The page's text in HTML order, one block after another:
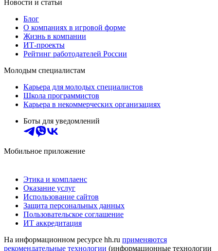
Новости и статьи
Блог
О компаниях в игровой форме
Жизнь в компании
ИТ-проекты
Рейтинг работодателей России
Молодым специалистам
Карьера для молодых специалистов
Школа программистов
Карьера в некоммерческих организациях
Боты для уведомлений
Мобильное приложение
Этика и комплаенс
Оказание услуг
Использование сайтов
Защита персональных данных
Пользовательское соглашение
ИТ аккредитация
На информационном ресурсе hh.ru применяются
рекомендательные технологии (информационные технологии